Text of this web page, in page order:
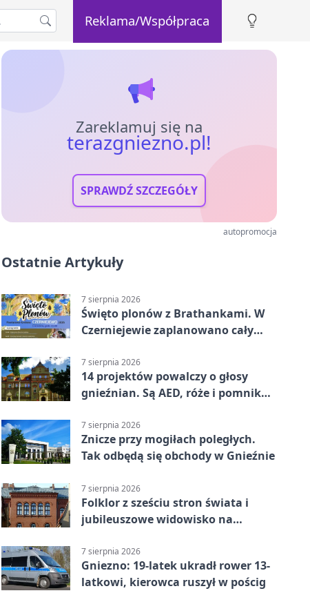
Reklama/Współpraca
Zareklamuj się na
terazgniezno.pl!
SPRAWDŹ SZCZEGÓŁY
autopromocja
Ostatnie Artykuły
7 sierpnia 2026
Święto plonów z Brathankami. W
Czerniejewie zaplanowano cały
7 sierpnia 2026
14 projektów powalczy o głosy
gnieźnian. Są AED, róże i pomnik
7 sierpnia 2026
Znicze przy mogiłach poległych.
Tak odbędą się obchody w Gnieźnie
7 sierpnia 2026
Folklor z sześciu stron świata i
jubileuszowe widowisko na
7 sierpnia 2026
Gniezno: 19-latek ukradł rower 13-
latkowi, kierowca ruszył w pościg